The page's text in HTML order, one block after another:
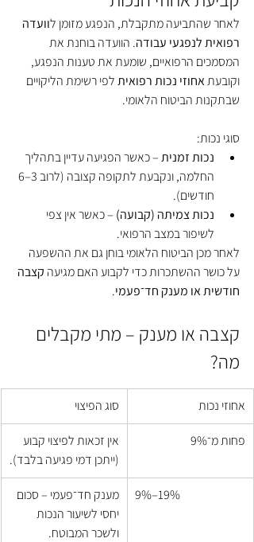
לאחר שהתביעה מתקבלת, הנפגע מזומן לוועדה
רפואית לנפגעי עבודה. הוועדה בוחנת את
המסמכים הרפואיים, שומעת את טענות הנפגע,
וקובעת אחוזי נכות רפואית לפי רשימת הליקויים
שבתקנות הביטוח הלאומי.
סוגי נכות:
נכות זמנית – כאשר הפגיעה עדיין בתהליך
חודשים).
נכות צמיתה (קבועה) – כאשר אין צפי
לשיפור במצב הרפואי.
לאחר מכן הביטוח הלאומי בוחן גם את ההשפעה
על כושר ההשתכרות כדי לקבוע האם מגיעה קצבה
חודשית או מענק חד־פעמי.
קצבה או מענק – מתי מקבלים
מה?
אחוזי נכות סוג הפיצוי
פחות מ־9%
אין זכאות לפיצוי קבוע
(ייתכן דמי פגיעה בלבד).
9%–19%
מענק חד־פעמי – סכום
יחסי לשיעור הנכות
ולשכר המבוטח.